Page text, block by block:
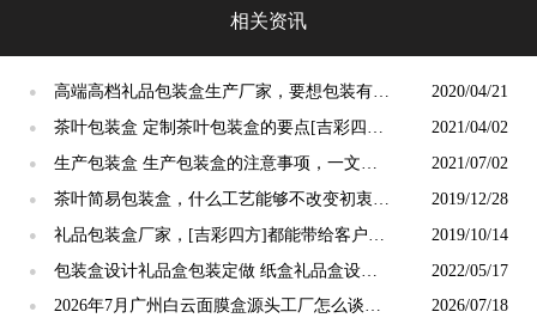
相关资讯
●
高端高档礼品包装盒生产厂家，要想包装有价
值要了解这几点[吉彩四方]
2020/04/21
●
茶叶包装盒 定制茶叶包装盒的要点[吉彩四方]
实力厂家讲解
2021/04/02
●
生产包装盒 生产包装盒的注意事项，一文带
你选择实力厂家 [吉彩四方]
2021/07/02
●
茶叶简易包装盒，什么工艺能够不改变初衷而
不平庸？[吉彩四方]
2019/12/28
●
礼品包装盒厂家，[吉彩四方]都能带给客户哪
些好处
2019/10/14
●
包装盒设计礼品盒包装定做 纸盒礼品盒设计
印刷制作[吉彩四方]
2022/05/17
●
2026年7月广州白云面膜盒源头工厂怎么谈长
2026/07/18